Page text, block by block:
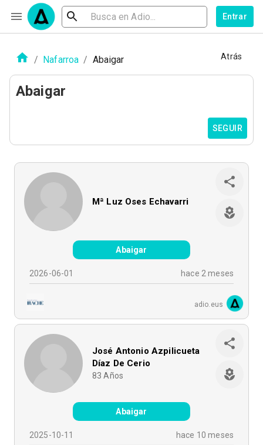
Entrar
/ Nafarroa / Abaigar Atrás
Abaigar
SEGUIR
Mª Luz Oses Echavarri
Abaigar
2026-06-01 hace 2 meses
adio.eus
José Antonio Azpilicueta
Díaz De Cerio
83 Años
Abaigar
2025-10-11 hace 10 meses